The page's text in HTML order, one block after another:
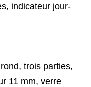
indicateur jour-
trois parties,
11 mm, verre